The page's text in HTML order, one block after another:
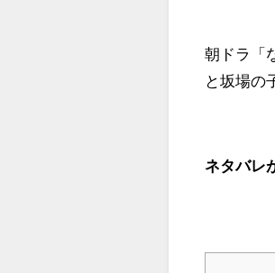
朝ドラ「
と坂場の
ネタバレ